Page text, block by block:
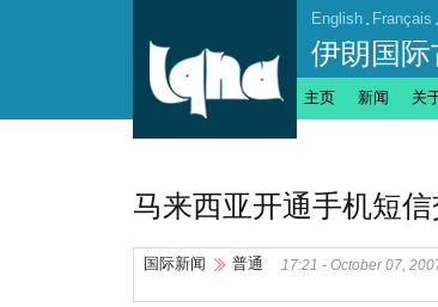
English . Français .
伊朗国
主页 新闻 关
马来西亚开通手机短
国际新闻 普通
17:21 - October 07,